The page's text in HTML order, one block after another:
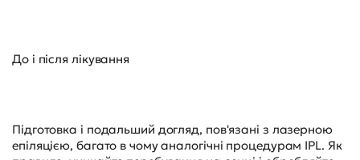
До і після лікування
Підготовка і подальший догляд, пов'язані з лазерною
епіляцією, багато в чому аналогічні процедурам IPL. Як